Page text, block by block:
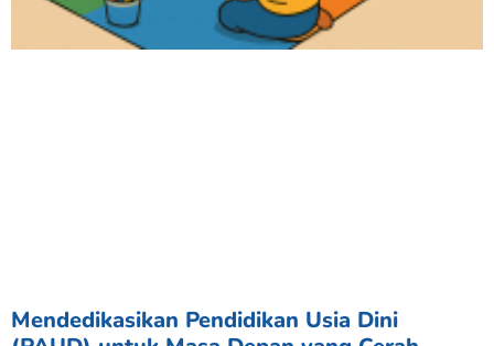
Mendedikasikan Pendidikan Usia Dini